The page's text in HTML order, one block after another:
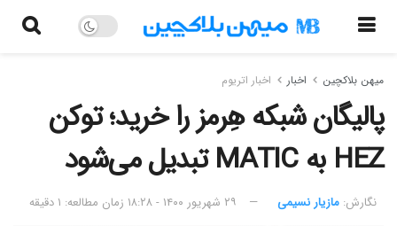
میهن بلاکچین اخبار اخبار اتریوم
پالیگان شبکه هِرمز را خرید؛ توکن
HEZ به MATIC تبدیل می‌شود
نگارش:‌ مازیار نسیمی ۲۹ شهریور ۱۴۰۰ - ۱۸:۲۸ زمان مطالعه: ۱ دقیقه